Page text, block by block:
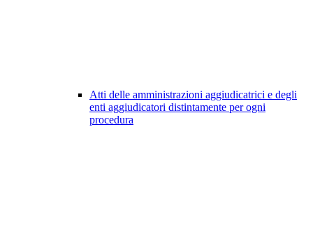
Atti delle amministrazioni aggiudicatrici e degli
enti aggiudicatori distintamente per ogni
procedura